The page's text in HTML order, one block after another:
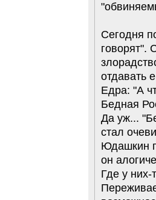
Сегодня
говорят".
отдавать
Едра: "А
Бедная
Да уж...
стал
Юдашкин
он
Где у них-